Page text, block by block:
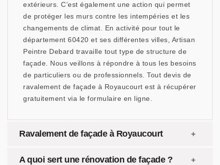
extérieurs. C’est également une action qui permet
de protéger les murs contre les intempéries et les
changements de climat. En activité pour tout le
département 60420 et ses différentes villes, Artisan
Peintre Debard travaille tout type de structure de
façade. Nous veillons à répondre à tous les besoins
de particuliers ou de professionnels. Tout devis de
ravalement de façade à Royaucourt est à récupérer
gratuitement via le formulaire en ligne.
Ravalement de façade à Royaucourt
A quoi sert une rénovation de façade ?